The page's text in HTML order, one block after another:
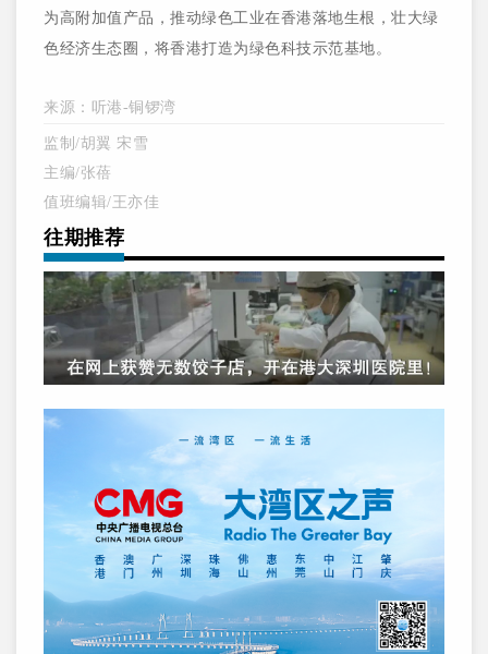
为高附加值产品，推动绿色工业在香港落地生根，壮大绿
色经济生态圈，将香港打造为绿色科技示范基地。
来源：听港-铜锣湾
监制/胡翼 宋雪
主编/张蓓
值班编辑/王亦佳
往期推荐